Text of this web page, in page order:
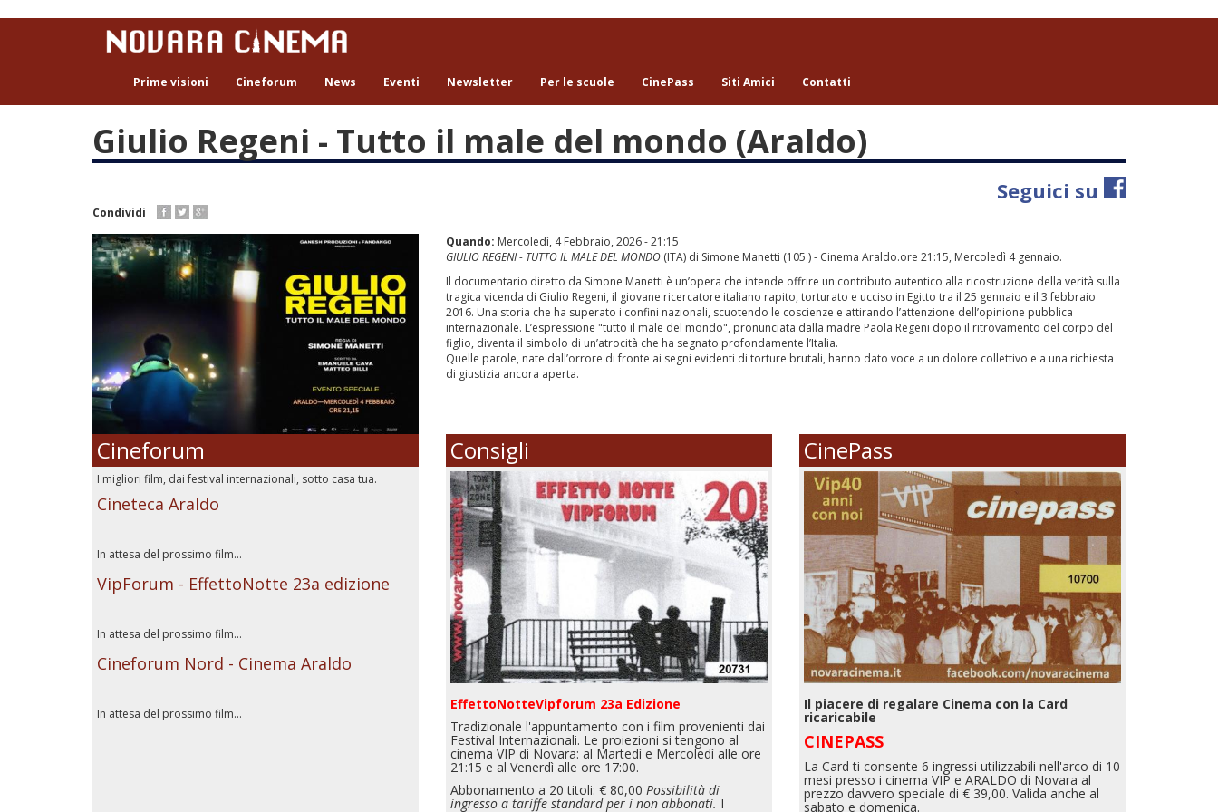
Prime visioni Cineforum News Eventi Newsletter Per le scuole CinePass Siti Amici Contatti
Giulio Regeni - Tutto il male del mondo (Araldo)
Seguici su
Condividi
Quando: Mercoledì, 4 Febbraio, 2026 - 21:15
GIULIO REGENI - TUTTO IL MALE DEL MONDO (ITA) di Simone Manetti (105') - Cinema Araldo.ore 21:15, Mercoledì 4 gennaio.
Il documentario diretto da Simone Manetti è un’opera che intende offrire un contributo autentico alla ricostruzione della verità sulla
tragica vicenda di Giulio Regeni, il giovane ricercatore italiano rapito, torturato e ucciso in Egitto tra il 25 gennaio e il 3 febbraio
2016. Una storia che ha superato i confini nazionali, scuotendo le coscienze e attirando l’attenzione dell’opinione pubblica
internazionale. L’espressione "tutto il male del mondo", pronunciata dalla madre Paola Regeni dopo il ritrovamento del corpo del
figlio, diventa il simbolo di un’atrocità che ha segnato profondamente l’Italia.
Quelle parole, nate dall’orrore di fronte ai segni evidenti di torture brutali, hanno dato voce a un dolore collettivo e a una richiesta
di giustizia ancora aperta.
Cineforum
I migliori film, dai festival internazionali, sotto casa tua.
Cineteca Araldo
In attesa del prossimo film...
VipForum - EffettoNotte 23a edizione
In attesa del prossimo film...
Cineforum Nord - Cinema Araldo
In attesa del prossimo film...
Consigli
EffettoNotteVipforum 23a Edizione
Tradizionale l'appuntamento con i film provenienti dai
Festival Internazionali. Le proiezioni si tengono al
cinema VIP di Novara: al Martedì e Mercoledì alle ore
21:15 e al Venerdì alle ore 17:00.
Abbonamento a 20 titoli: € 80,00 Possibilità di
ingresso a tariffe standard per i non abbonati. I
CinePass
Il piacere di regalare Cinema con la Card
ricaricabile
CINEPASS
La Card ti consente 6 ingressi utilizzabili nell'arco di 10
mesi presso i cinema VIP e ARALDO di Novara al
prezzo davvero speciale di € 39,00. Valida anche al
sabato e domenica.